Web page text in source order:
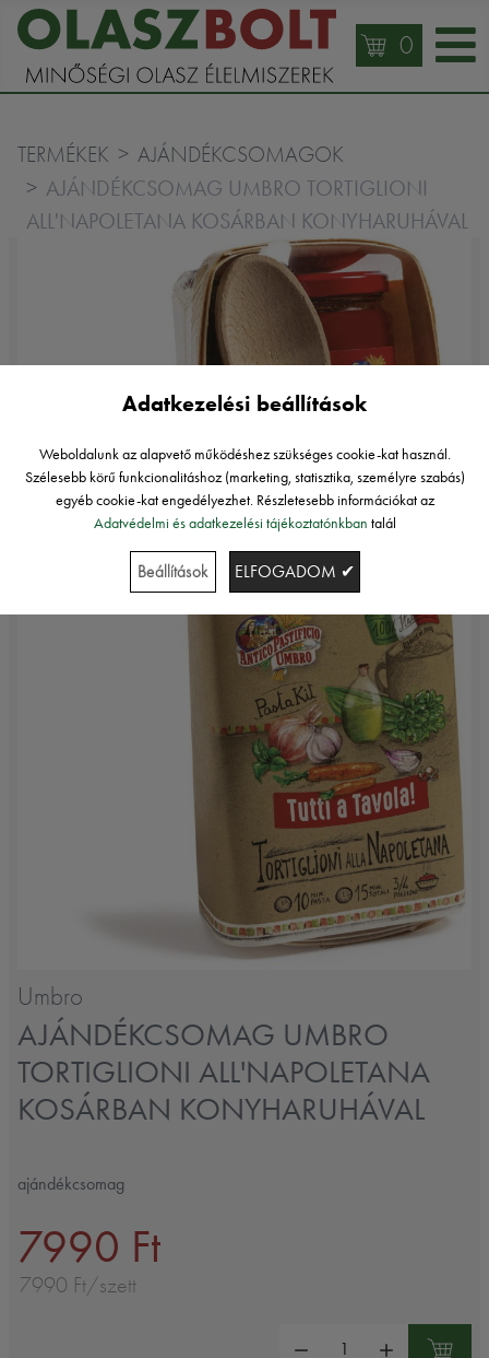
0
TERMÉKEK AJÁNDÉKCSOMAGOK
AJÁNDÉKCSOMAG UMBRO TORTIGLIONI
ALL'NAPOLETANA KOSÁRBAN KONYHARUHÁVAL
Umbro
AJÁNDÉKCSOMAG UMBRO
TORTIGLIONI ALL'NAPOLETANA
KOSÁRBAN KONYHARUHÁVAL
ajándékcsomag
7990 Ft
7990 Ft/szett
Adatkezelési beállítások
Weboldalunk az alapvető működéshez szükséges cookie-kat használ.
Szélesebb körű funkcionalitáshoz (marketing, statisztika, személyre szabás)
egyéb cookie-kat engedélyezhet. Részletesebb információkat az
Adatvédelmi és adatkezelési tájékoztatónkban talál
Beállítások ELFOGADOM ✔